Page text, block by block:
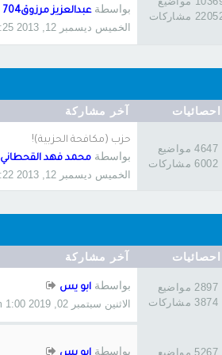
مشاركات
بواسطةعبدالعزيز مرزوق704
الخميس ديسمبر 12, 2013 12:25 pm
احصائيات آخر مشاركة
4647 مواضيع
6002 مشاركات
حزب (مكافحة الحزبية)!
بواسطة محمد فهد القحطاني 6
الخميس ديسمبر 12, 2013 1:22 am
احصائيات آخر مشاركة
2897 مواضيع
3874 مشاركات
بواسطة ابو يس
الاثنين سبتمبر 02, 2019 1:00 pm
5267 مواضيع بواسطة